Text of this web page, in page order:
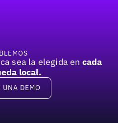
sea la elegida en cada
local.
UNA DEMO